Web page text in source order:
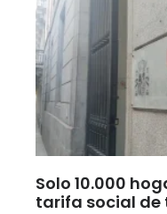
Solo 10.000
tarifa social de